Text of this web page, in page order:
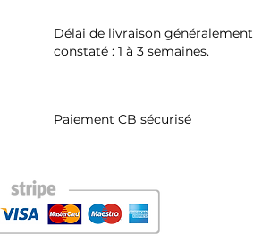
Délai de livraison généralement
constaté : 1 à 3 semaines.
Paiement CB sécurisé